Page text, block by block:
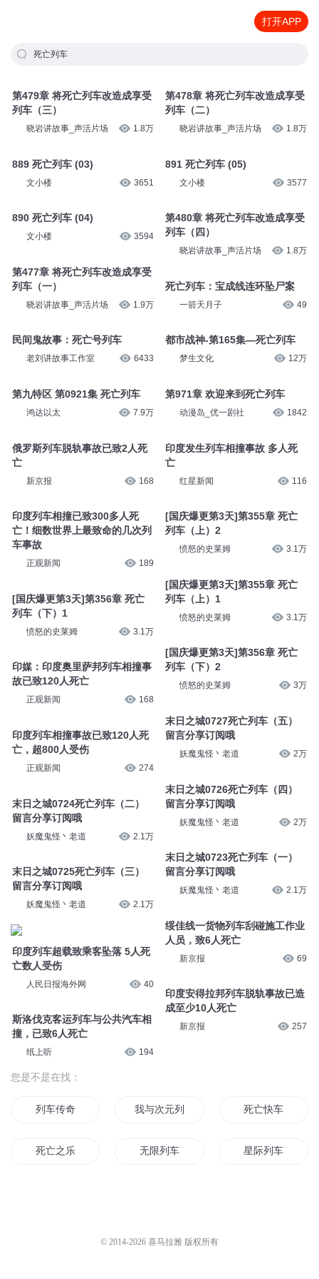
打开APP
死亡列车
第479章 将死亡列车改造成享受
列车（三）
晓岩讲故事_声活片场 1.8万
889 死亡列车 (03)
文小楼 3651
890 死亡列车 (04)
文小楼 3594
第477章 将死亡列车改造成享受
列车（一）
晓岩讲故事_声活片场 1.9万
民间鬼故事：死亡号列车
老刘讲故事工作室 6433
第九特区 第0921集 死亡列车
鸿达以太 7.9万
俄罗斯列车脱轨事故已致2人死
亡
新京报 168
印度列车相撞已致300多人死
亡！细数世界上最致命的几次列
车事故
正观新闻 189
[国庆爆更第3天]第356章 死亡
列车（下）1
愤怒的史莱姆 3.1万
印媒：印度奥里萨邦列车相撞事
故已致120人死亡
正观新闻 168
印度列车相撞事故已致120人死
亡，超800人受伤
正观新闻 274
末日之城0724死亡列车（二）
留言分享订阅哦
妖魔鬼怪丶老道 2.1万
末日之城0725死亡列车（三）
留言分享订阅哦
妖魔鬼怪丶老道 2.1万
印度列车超载致乘客坠落 5人死
亡数人受伤
人民日报海外网 40
斯洛伐克客运列车与公共汽车相
撞，已致6人死亡
纸上听 194
第478章 将死亡列车改造成享受
列车（二）
晓岩讲故事_声活片场 1.8万
891 死亡列车 (05)
文小楼 3577
第480章 将死亡列车改造成享受
列车（四）
晓岩讲故事_声活片场 1.8万
死亡列车：宝成线连环坠尸案
一箭天月子 49
都市战神-第165集—死亡列车
梦生文化 12万
第971章 欢迎来到死亡列车
动漫岛_优一剧社 1842
印度发生列车相撞事故 多人死
亡
红星新闻 116
[国庆爆更第3天]第355章 死亡
列车（上）2
愤怒的史莱姆 3.1万
[国庆爆更第3天]第355章 死亡
列车（上）1
愤怒的史莱姆 3.1万
[国庆爆更第3天]第356章 死亡
列车（下）2
愤怒的史莱姆 3万
末日之城0727死亡列车（五）
留言分享订阅哦
妖魔鬼怪丶老道 2万
末日之城0726死亡列车（四）
留言分享订阅哦
妖魔鬼怪丶老道 2万
末日之城0723死亡列车（一）
留言分享订阅哦
妖魔鬼怪丶老道 2.1万
绥佳线一货物列车刮碰施工作业
人员，致6人死亡
新京报 69
印度安得拉邦列车脱轨事故已造
成至少10人死亡
新京报 257
您是不是在找：
列车传奇 我与次元列车与不同的世界死亡快车
死亡之乐 无限列车 星际列车
© 2014-2026 喜马拉雅 版权所有